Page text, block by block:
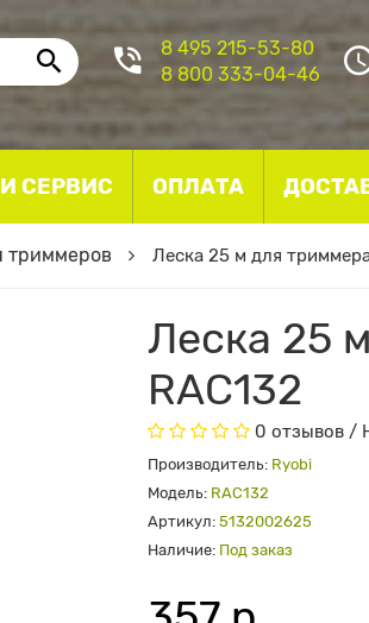
8 495 215-53-80
8 800 333-04-46
СЕРВИС ОПЛАТА
триммеров Леска 25 м для
Леска 25
RAC132
0 отзывов /
Производитель: Ryobi
Модель: RAC132
Артикул: 5132002625
Наличие: Под заказ